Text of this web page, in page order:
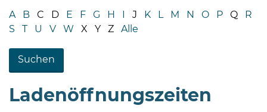
Fr
08
Uhr
Do
A B C D E F G H I J K L M N O P Q
R
S
T U V W X Y Z Alle
Ladenöffnungszeiten